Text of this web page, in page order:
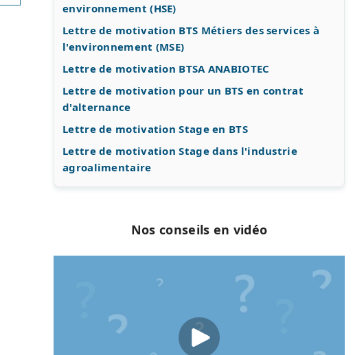
environnement (HSE)
Lettre de motivation BTS Métiers des services à
l'environnement (MSE)
Lettre de motivation BTSA ANABIOTEC
Lettre de motivation pour un BTS en contrat
d'alternance
Lettre de motivation Stage en BTS
Lettre de motivation Stage dans l'industrie
agroalimentaire
Nos conseils en vidéo